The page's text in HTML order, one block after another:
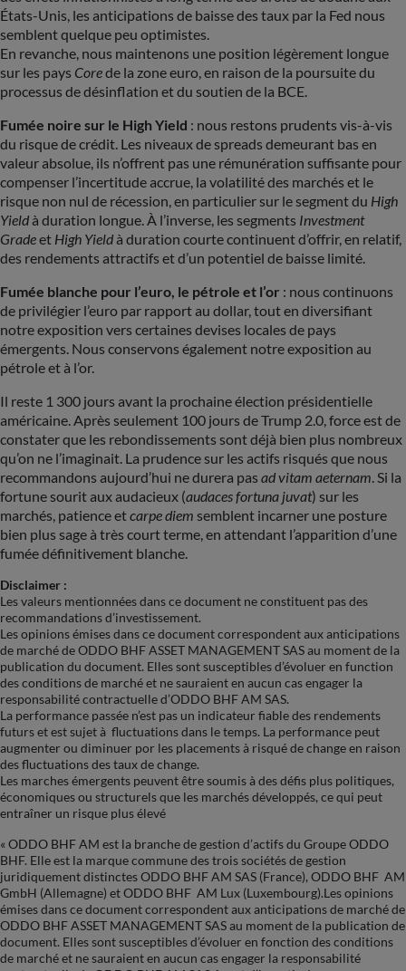
États-Unis, les anticipations de baisse des taux par la Fed nous
semblent quelque peu optimistes.
En revanche, nous maintenons une position légèrement longue
sur les pays Corede la zone euro, en raison de la poursuite du
processus de désinflation et du soutien de la BCE.
Fumée noire sur le High Yield : nous restons prudents vis-à-vis
du risque de crédit. Les niveaux de spreads demeurant bas en
valeur absolue, ils n’offrent pas une rémunération suffisante pour
compenser l’incertitude accrue, la volatilité des marchés et le
risque non nul de récession, en particulier sur le segment du High
Yieldà duration longue. À l’inverse, les segments Investment
Gradeet High Yieldà duration courte continuent d’offrir, en relatif,
des rendements attractifs et d’un potentiel de baisse limité.
Fumée blanche pour l’euro, le pétrole et l’or : nous continuons
de privilégier l’euro par rapport au dollar, tout en diversifiant
notre exposition vers certaines devises locales de pays
émergents. Nous conservons également notre exposition au
pétrole et à l’or.
Il reste 1 300 jours avant la prochaine élection présidentielle
américaine. Après seulement 100 jours de Trump 2.0, force est de
constater que les rebondissements sont déjà bien plus nombreux
qu’on ne l’imaginait. La prudence sur les actifs risqués que nous
recommandons aujourd’hui ne durera pas ad vitam aeternam. Si la
fortune sourit aux audacieux (audaces fortuna juvat) sur les
marchés, patience etcarpe diem semblent incarner une posture
bien plus sage à très court terme, en attendant l’apparition d’une
fumée définitivement blanche.
Disclaimer :
Les valeurs mentionnées dans ce document ne constituent pas des
recommandations d’investissement.
Les opinions émises dans ce document correspondent aux anticipations
de marché de ODDO BHF ASSET MANAGEMENT SAS au moment de la
publication du document. Elles sont susceptibles d’évoluer en function
des conditions de marché et ne sauraient en aucun cas engager la
responsabilité contractuelle d’ODDO BHF AM SAS.
La performance passée n’est pas un indicateur fiable des rendements
futurs et est sujet à fluctuations dans le temps. La performance peut
augmenter ou diminuer por les placements à risqué de change en raison
des fluctuations des taux de change.
Les marches émergents peuvent être soumis à des défis plus politiques,
économiques ou structurels que les marchés développés, ce qui peut
entraîner un risque plus élevé
« ODDO BHF AM est la branche de gestion d’actifs du Groupe ODDO
BHF. Elle est la marque commune des trois sociétés de gestion
juridiquement distinctes ODDO BHF AM SAS (France), ODDO BHF AM
GmbH (Allemagne) et ODDO BHF AM Lux (Luxembourg).Les opinions
émises dans ce document correspondent aux anticipations de marché de
ODDO BHF ASSET MANAGEMENT SAS au moment de la publication de
document. Elles sont susceptibles d’évoluer en fonction des conditions
de marché et ne sauraient en aucun cas engager la responsabilité